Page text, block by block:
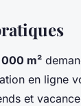
m²
en ligne
et